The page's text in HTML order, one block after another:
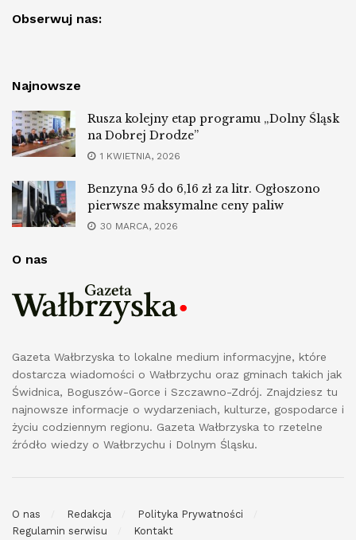
Obserwuj nas:
Najnowsze
Rusza kolejny etap programu „Dolny Śląsk
na Dobrej Drodze”
1 KWIETNIA, 2026
Benzyna 95 do 6,16 zł za litr. Ogłoszono
pierwsze maksymalne ceny paliw
30 MARCA, 2026
O nas
Gazeta Wałbrzyska to lokalne medium informacyjne, które
dostarcza wiadomości o Wałbrzychu oraz gminach takich jak
Świdnica, Boguszów-Gorce i Szczawno-Zdrój. Znajdziesz tu
najnowsze informacje o wydarzeniach, kulturze, gospodarce i
życiu codziennym regionu. Gazeta Wałbrzyska to rzetelne
źródło wiedzy o Wałbrzychu i Dolnym Śląsku.
O nas Redakcja
Polityka Prywatności
Regulamin serwisu
Kontakt